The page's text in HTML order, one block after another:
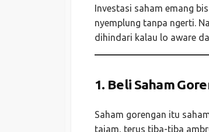
Investasi saham emang
nyemplung tanpa ngerti.
dihindari kalau lo aware
1. Beli Saham
Saham gorengan itu
tajam, terus tiba-tiba